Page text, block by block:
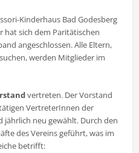
Kinderhaus Bad Godesberg
hat sich dem Paritätischen
angeschlossen. Alle Eltern,
werden Mitglieder im
vertreten. Der Vorstand
VertreterInnen der
neu gewählt. Durch den
des Vereins geführt, was im
betrifft: